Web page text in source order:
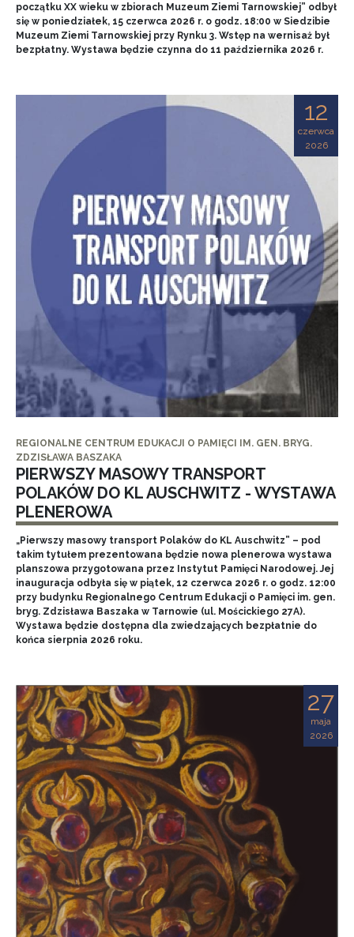
początku XX wieku w zbiorach Muzeum Ziemi Tarnowskiej” odbył
się w poniedziałek, 15 czerwca 2026 r. o godz. 18:00 w Siedzibie
Muzeum Ziemi Tarnowskiej przy Rynku 3. Wstęp na wernisaż był
bezpłatny. Wystawa będzie czynna do 11 października 2026 r.
12
czerwca
2026
REGIONALNE CENTRUM EDUKACJI O PAMIĘCI IM. GEN. BRYG.
ZDZISŁAWA BASZAKA
PIERWSZY MASOWY TRANSPORT
POLAKÓW DO KL AUSCHWITZ - WYSTAWA
PLENEROWA
„Pierwszy masowy transport Polaków do KL Auschwitz” – pod
takim tytułem prezentowana będzie nowa plenerowa wystawa
planszowa przygotowana przez Instytut Pamięci Narodowej. Jej
inauguracja odbyła się w piątek, 12 czerwca 2026 r. o godz. 12:00
przy budynku Regionalnego Centrum Edukacji o Pamięci im. gen.
bryg. Zdzisława Baszaka w Tarnowie (ul. Mościckiego 27A).
Wystawa będzie dostępna dla zwiedzających bezpłatnie do
końca sierpnia 2026 roku.
27
maja
2026